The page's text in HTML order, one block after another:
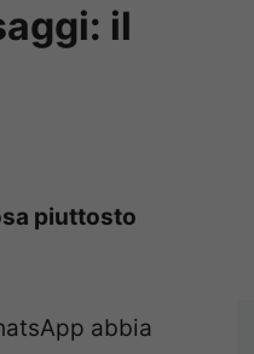
il
piuttosto
abbia